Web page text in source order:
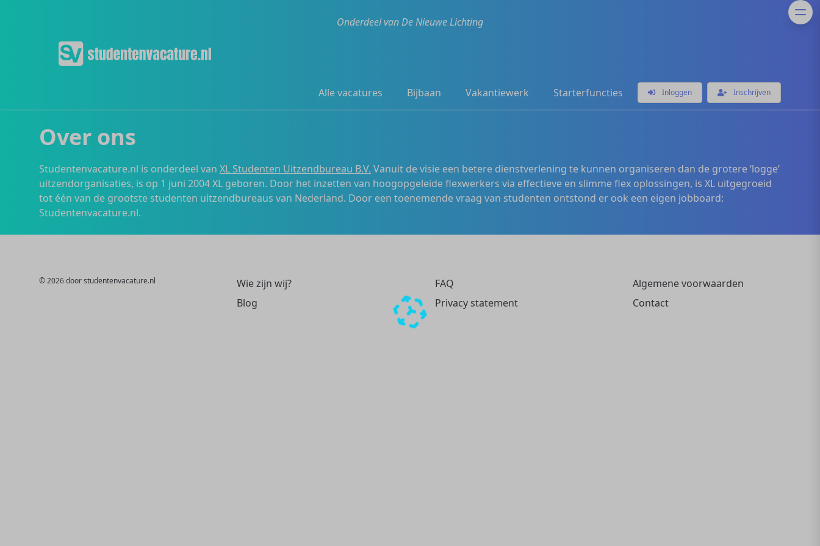
Onderdeel van De Nieuwe Lichting
Alle vacatures Bijbaan Vakantiewerk Starterfuncties Inloggen Inschrijven
Over ons
Studentenvacature.nl is onderdeel van XL Studenten Uitzendbureau B.V. Vanuit de visie een betere dienstverlening te kunnen organiseren dan de grotere ‘logge’
uitzendorganisaties, is op 1 juni 2004 XL geboren. Door het inzetten van hoogopgeleide flexwerkers via effectieve en slimme flex oplossingen, is XL uitgegroeid
tot één van de grootste studenten uitzendbureaus van Nederland. Door een toenemende vraag van studenten ontstond er ook een eigen jobboard:
Studentenvacature.nl.
© 2026 door studentenvacature.nl
Wie zijn wij?
Blog
FAQ
Privacy statement
Algemene voorwaarden
Contact